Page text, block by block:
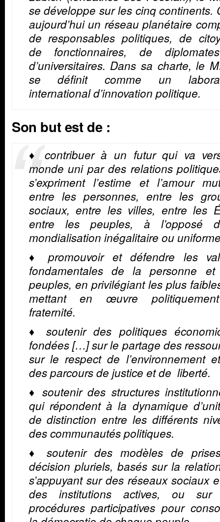
se développe sur les cinq continents.
aujourd’hui un réseau planétaire
de responsables politiques, de
de fonctionnaires, de
d’universitaires. Dans sa charte, le
se définit comme un
international d’innovation politique.
Son but est de :
♦ contribuer à un futur qui va
monde uni par des relations
s’expriment l’estime et l’amour
entre les personnes, entre les
sociaux, entre les villes, entre les
entre les peuples, à l’opposé
mondialisation inégalitaire ou
♦ promouvoir et défendre les
fondamentales de la personne
peuples, en privilégiant les plus
mettant en œuvre
fraternité.
♦ soutenir des politiques
fondées […] sur le partage des
sur le respect de l’environnement
des parcours de justice et de liberté.
♦ soutenir des structures
qui répondent à la dynamique
de distinction entre les différents
des communautés politiques.
♦ soutenir des modèles de
décision pluriels, basés sur la
s’appuyant sur des réseaux sociaux
des institutions actives, ou sur
procédures participatives pour